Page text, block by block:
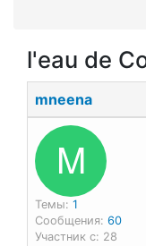
l'eau de
mneena
M
Темы: 1
Сообщения: 60
Участник с: 28